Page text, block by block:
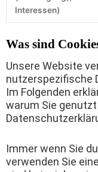
Interessen)
Was sind
Unsere Website
nutzerspezifische
Im Folgenden
warum Sie
Immer wenn Sie
verwenden Sie